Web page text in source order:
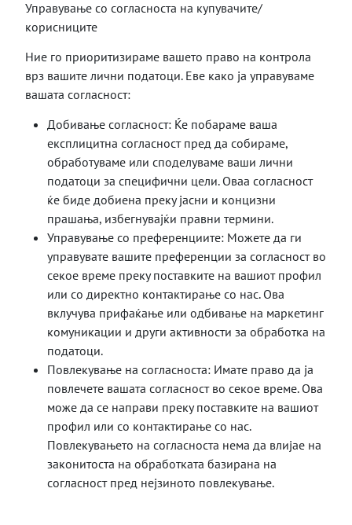
Управување со согласноста на купувачите/
корисниците
Ние го приоритизираме вашето право на контрола
врз вашите лични податоци. Еве како ја управуваме
вашата согласност:
Добивање согласност: Ќе побараме ваша
експлицитна согласност пред да собираме,
обработуваме или споделуваме ваши лични
податоци за специфични цели. Оваа согласност
ќе биде добиена преку јасни и концизни
прашања, избегнувајќи правни термини.
Управување со преференциите: Можете да ги
управувате вашите преференции за согласност во
секое време преку поставките на вашиот профил
или со директно контактирање со нас. Ова
вклучува прифаќање или одбивање на маркетинг
комуникации и други активности за обработка на
податоци.
Повлекување на согласноста: Имате право да ја
повлечете вашата согласност во секое време. Ова
може да се направи преку поставките на вашиот
профил или со контактирање со нас.
Повлекувањето на согласноста нема да влијае на
законитоста на обработката базирана на
согласност пред нејзиното повлекување.